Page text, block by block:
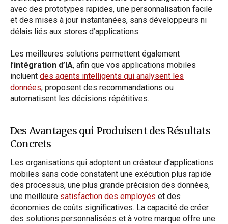
avec des prototypes rapides, une personnalisation facile
et des mises à jour instantanées, sans développeurs ni
délais liés aux stores d’applications.
Les meilleures solutions permettent également
l’intégration d’IA, afin que vos applications mobiles
incluent des agents intelligents qui analysent les
données, proposent des recommandations ou
automatisent les décisions répétitives.
Des Avantages qui Produisent des Résultats
Concrets
Les organisations qui adoptent un créateur d’applications
mobiles sans code constatent une exécution plus rapide
des processus, une plus grande précision des données,
une meilleure satisfaction des employés et des
économies de coûts significatives. La capacité de créer
des solutions personnalisées et à votre marque offre une